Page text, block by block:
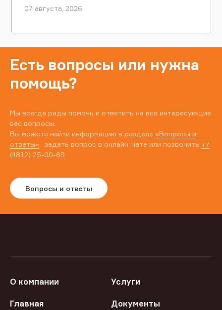
07 августа, 2026
Есть вопросы или нужна
помощь?
Мы всегда рады помочь и ответить на все интересующие
вас вопросы.
Вы можете найти информацию в разделе «Вопросы и
ответы» , задать вопрос в онлайн-чате или позвонить +7
(4812) 25-00-69
Вопросы и ответы
О компании Услуги
Главная Документы